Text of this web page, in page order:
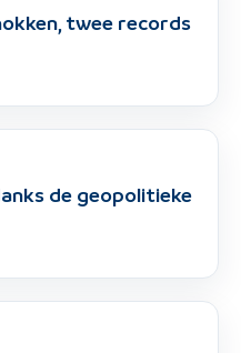
twee records
de geopolitieke